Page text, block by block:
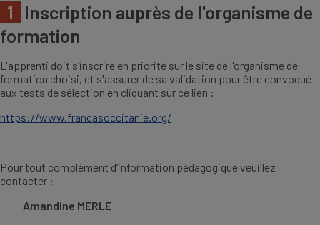
1
Inscription auprès de l'organisme de
formation
L'apprenti doit s’inscrire en priorité sur le site de l'organisme de
formation choisi, et s'assurer de sa validation pour être convoqué
aux tests de sélection en cliquant sur ce lien :
https://www.francasoccitanie.org/
Pour tout complément d’information pédagogique veuillez
contacter :
Amandine MERLE